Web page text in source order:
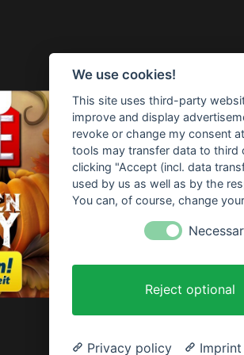
Horrorparty Home Haunting
Haunt Download
Sofort Drucken Anleitung
Partydeko Thematisiert
Kostenlos
We use cookies!
This site uses third-party
improve and display
revoke or change my consent
tools may transfer data to third
clicking "Accept (incl. data
used by us as well as by the
You can, of course, change
Reject optional
Privacy policy Imprint